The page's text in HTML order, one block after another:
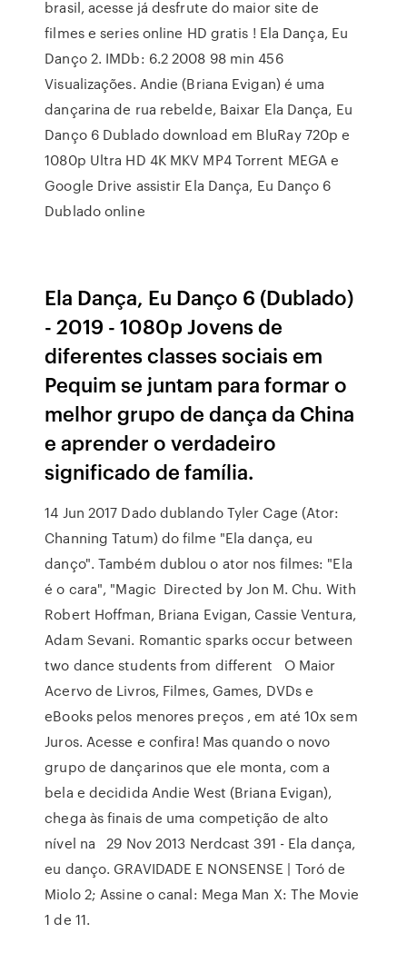
brasil, acesse já desfrute do maior site de
filmes e series online HD gratis ! Ela Dança, Eu
Danço 2. IMDb: 6.2 2008 98 min 456
Visualizações. Andie (Briana Evigan) é uma
dançarina de rua rebelde, Baixar Ela Dança, Eu
Danço 6 Dublado download em BluRay 720p e
1080p Ultra HD 4K MKV MP4 Torrent MEGA e
Google Drive assistir Ela Dança, Eu Danço 6
Dublado online
Ela Dança, Eu Danço 6 (Dublado)
- 2019 - 1080p Jovens de
diferentes classes sociais em
Pequim se juntam para formar o
melhor grupo de dança da China
e aprender o verdadeiro
significado de família.
14 Jun 2017 Dado dublando Tyler Cage (Ator:
Channing Tatum) do filme "Ela dança, eu
danço". Também dublou o ator nos filmes: "Ela
é o cara", "Magic Directed by Jon M. Chu. With
Robert Hoffman, Briana Evigan, Cassie Ventura,
Adam Sevani. Romantic sparks occur between
two dance students from different O Maior
Acervo de Livros, Filmes, Games, DVDs e
eBooks pelos menores preços , em até 10x sem
Juros. Acesse e confira! Mas quando o novo
grupo de dançarinos que ele monta, com a
bela e decidida Andie West (Briana Evigan),
chega às finais de uma competição de alto
nível na 29 Nov 2013 Nerdcast 391 - Ela dança,
eu danço. GRAVIDADE E NONSENSE | Toró de
Miolo 2; Assine o canal: Mega Man X: The Movie
1 de 11.